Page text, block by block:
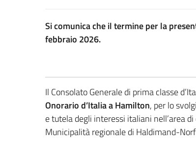
Si comunica che il termine per la
febbraio 2026.
Il Consolato Generale di prima classe
Onorario d’Italia a Hamilton, per lo
e tutela degli interessi italiani nell’area
Municipalità regionale di Haldimand-